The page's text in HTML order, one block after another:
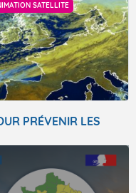
SATELLITE
PRÉVENIR LES